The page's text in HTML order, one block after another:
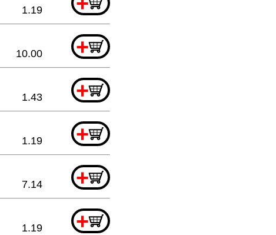
1.19
+
10.00
+
1.43
+
1.19
+
7.14
+
1.19